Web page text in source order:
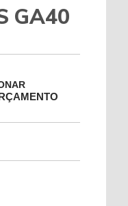
GA40